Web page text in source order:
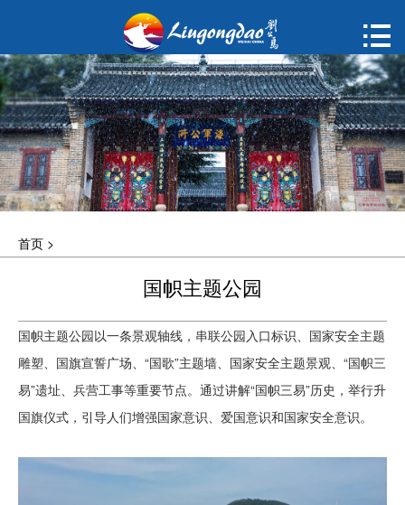
购票
概况
动态
指南
建议

首页 >
国帜主题公园
国帜主题公园以一条景观轴线，串联公园入口标识、国家安全主题
雕塑、国旗宣誓广场、“国歌”主题墙、国家安全主题景观、“国帜三
易”遗址、兵营工事等重要节点。通过讲解“国帜三易”历史，举行升
国旗仪式，引导人们增强国家意识、爱国意识和国家安全意识。